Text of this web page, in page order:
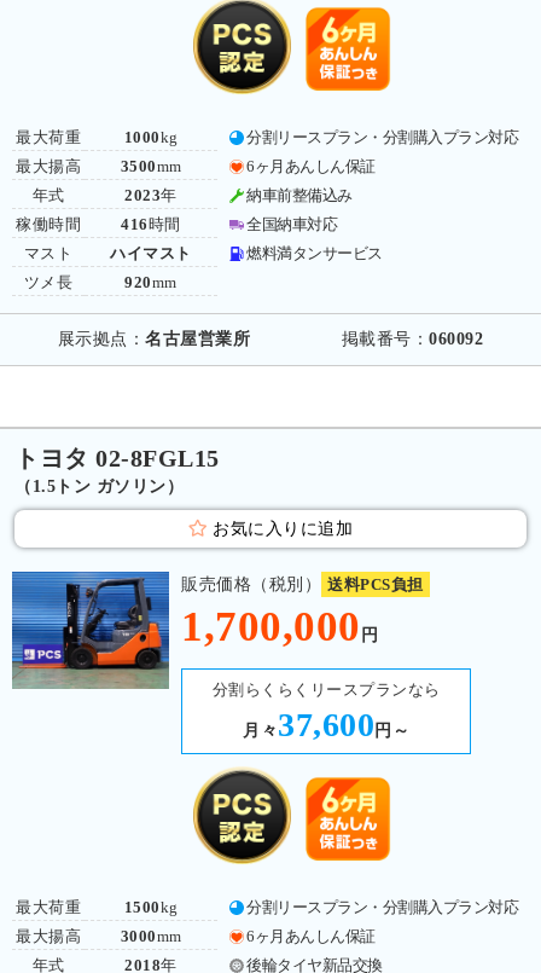
最大荷重
最大揚高
年式
稼働時間
マスト
ツメ長
1000kg
3500mm
2023年
416 時間
ハイマスト
920mm
分割リースプラン・分割購入プラン対応
6ヶ月あんしん保証
納車前整備込み
全国納車対応
燃料満タンサービス
展示拠点：名古屋営業所 掲載番号：060092
トヨタ 02-8FGL15
（1.5トン ガソリン）
お気に入りに追加
販売価格（税別） 送料PCS負担
1,700,000 円
分割らくらくリースプランなら
月々 37,600 円～
最大荷重
最大揚高
年式
1500kg
3000mm
2018年
分割リースプラン・分割購入プラン対応
6ヶ月あんしん保証
後輪タイヤ新品交換